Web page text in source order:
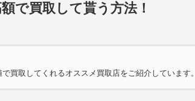
で買取して貰う方法！
買取してくれるオススメ買取店をご紹介しています。